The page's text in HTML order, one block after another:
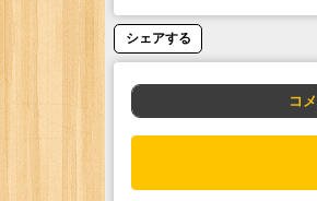
シェアする
コ